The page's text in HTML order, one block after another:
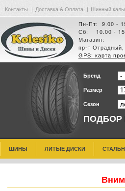
Контакты | Доставка & Оплата | Шинный
Пн-Пт: 9.00 -
Сб: 10.00 -
Магазин:
пр-т Отрадный,
GPS: карта
ПОДБОР
Бренд
Размер
Сезон
ШИНЫ ЛИТЫЕ ДИСКИ